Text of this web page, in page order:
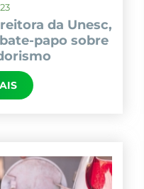
da Unesc,
papo sobre